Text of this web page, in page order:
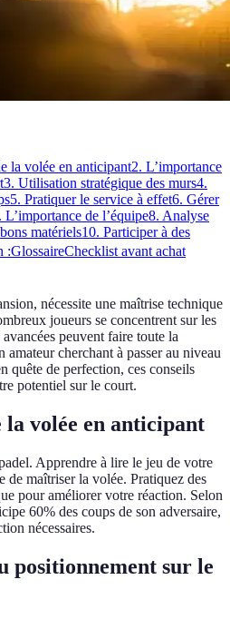
la volée en anticipant2. L’importance
3. Utilisation stratégique des murs4.
5. Pratiquer le service à effet6. Gérer
L’importance de l’équipe8. Analyse
matériels10. Participer à des
:GlossaireChecklist avant achat
nécessite une maîtrise technique
joueurs se concentrent sur les
peuvent faire toute la
cherchant à passer au niveau
quête de perfection, ces conseils
potentiel sur le court.
la volée en anticipant
Apprendre à lire le jeu de votre
de maîtriser la volée. Pratiquez des
pour améliorer votre réaction. Selon
60% des coups de son adversaire,
nécessaires.
positionnement sur le